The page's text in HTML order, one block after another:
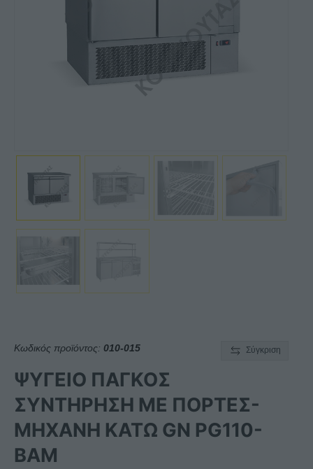
Κωδικός προϊόντος: 010-015 Σύγκριση
ΨΥΓΕΙΟ ΠΑΓΚΟΣ
ΣΥΝΤΗΡΗΣΗ ΜΕ ΠΟΡΤΕΣ-
ΜΗΧΑΝΗ ΚΑΤΩ GN PG110-
BAM